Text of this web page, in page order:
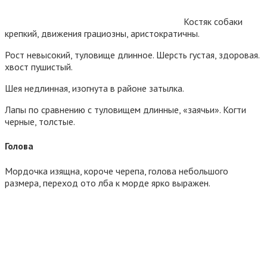
Костяк собаки
крепкий, движения грациозны, аристократичны.
Рост невысокий, туловище длинное. Шерсть густая, здоровая.
хвост пушистый.
Шея недлинная, изогнута в районе затылка.
Лапы по сравнению с туловищем длинные, «заячьи». Когти
черные, толстые.
Голова
Мордочка изящна, короче черепа, голова небольшого
размера, переход ото лба к морде ярко выражен.